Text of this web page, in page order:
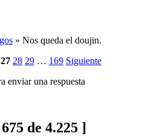
» Nos queda el doujin.
27 28 29 … 169 Siguiente
enviar una respuesta
de 4.225 ]